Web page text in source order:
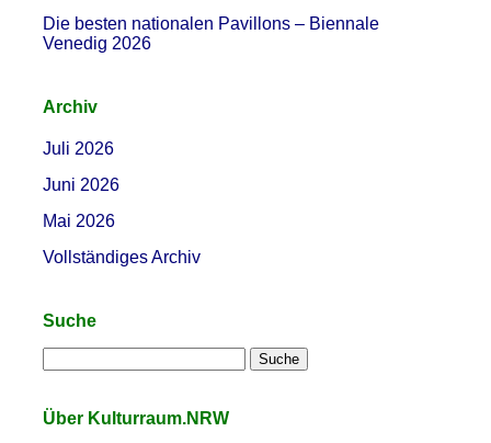
Die besten nationalen Pavillons – Biennale
Venedig 2026
Archiv
Juli 2026
Juni 2026
Mai 2026
Vollständiges Archiv
Suche
Über Kulturraum.NRW